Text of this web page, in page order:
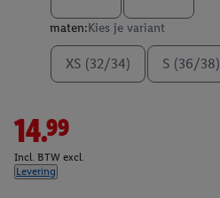
maten:Kies je variant
XS (32/34) S (36/38)
14.99
Incl. BTW excl.
Levering